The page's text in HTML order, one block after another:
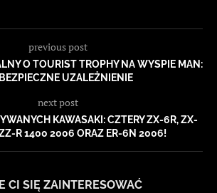
previous post
O TOURIST TROPHY NA WYSPIE MAN:
UZALEŻNIENIE
next post
KAWASAKI: CZTERY ZX-6R, ZX-
R 1400 2006 ORAZ ER-6N 2006!
CI SIĘ ZAINTERESOWAĆ